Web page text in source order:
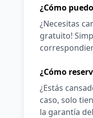
¿Cómo
¿Necesitas
gratuito!
¿Cómo
¿Estás
caso, solo
la garantía